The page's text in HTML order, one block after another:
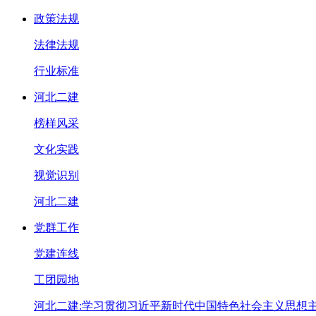
政策法规
法律法规
行业标准
河北二建
榜样风采
文化实践
视觉识别
河北二建
党群工作
党建连线
工团园地
河北二建:学习贯彻习近平新时代中国特色社会主义思想